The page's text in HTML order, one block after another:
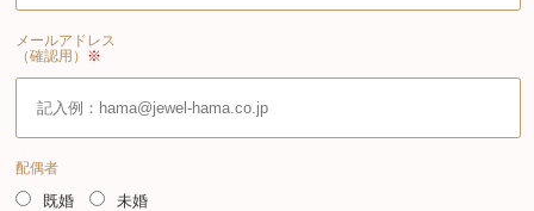
メールアドレス
（確認用） ※
配偶者
既婚 未婚